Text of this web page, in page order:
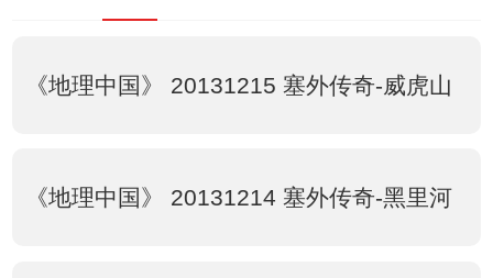
《地理中国》 20131215 塞外传奇-威虎山
《地理中国》 20131214 塞外传奇-黑里河